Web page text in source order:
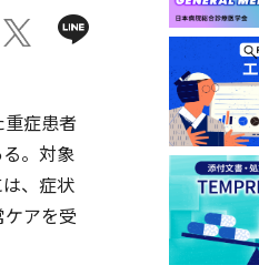
症患者
。対象
、症状
アを受